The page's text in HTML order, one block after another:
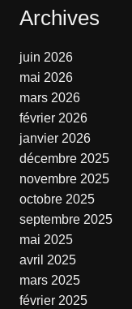
Archives
juin 2026
mai 2026
mars 2026
février 2026
janvier 2026
décembre 2025
novembre 2025
octobre 2025
septembre 2025
mai 2025
avril 2025
mars 2025
février 2025